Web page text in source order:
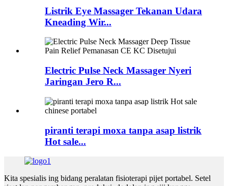
Listrik Eye Massager Tekanan Udara
Kneading Wir...
Electric Pulse Neck Massager Nyeri
Jaringan Jero R...
piranti terapi moxa tanpa asap listrik
Hot sale...
Kita spesialis ing bidang peralatan fisioterapi pijet portabel. Setel